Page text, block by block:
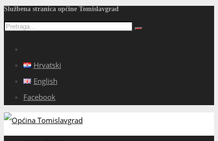
Službena stranica općine Tomislavgrad
Hrvatski
English
Facebook